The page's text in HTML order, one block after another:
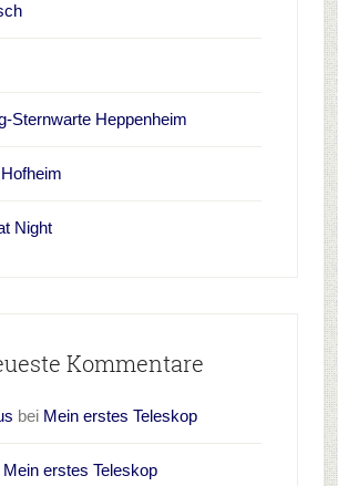
Sternwarte Heppenheim
Night
Kommentare
bei Mein erstes Teleskop
Mein erstes Teleskop